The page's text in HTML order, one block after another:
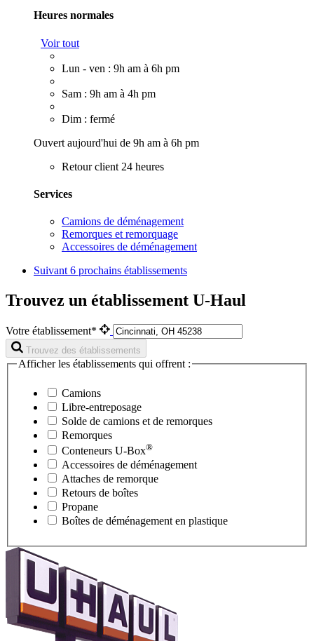
Heures normales
Voir tout
Lun - ven : 9h am à 6h pm
Sam : 9h am à 4h pm
Dim : fermé
Ouvert aujourd'hui de 9h am à 6h pm
Retour client 24 heures
Services
Camions de déménagement
Remorques et remorquage
Accessoires de déménagement
Suivant 6 prochains établissements
Trouvez un établissement U-Haul
Votre établissement*
Trouvez des établissements
Afficher les établissements qui offrent :
Camions
Libre-entreposage
Solde de camions et de remorques
Remorques
Conteneurs U-Box®
Accessoires de déménagement
Attaches de remorque
Retours de boîtes
Propane
Boîtes de déménagement en plastique